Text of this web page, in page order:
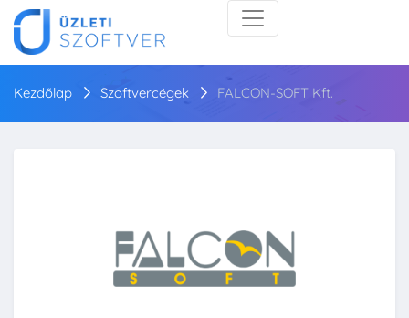
Kezdőlap Szoftvercégek FALCON-SOFT Kft.